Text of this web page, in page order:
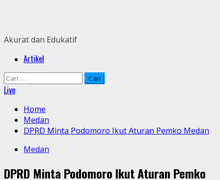
Akurat dan Edukatif
PrimaryArtikel
Cari
untuk:
Live
Home
Medan
DPRD Minta Podomoro Ikut Aturan Pemko Medan
Medan
DPRD Minta Podomoro Ikut Aturan Pemko